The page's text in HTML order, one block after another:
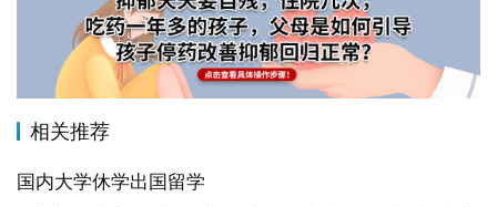
相关推荐
国内大学休学出国留学